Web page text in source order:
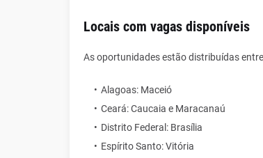
Locais com vagas disponíveis
As oportunidades estão distribuídas
Alagoas: Maceió
Ceará: Caucaia e Maracanaú
Distrito Federal: Brasília
Espírito Santo: Vitória